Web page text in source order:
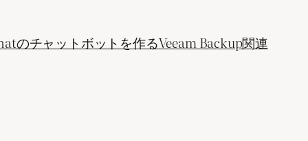
のチャットボットを作るVeeam Backup関連